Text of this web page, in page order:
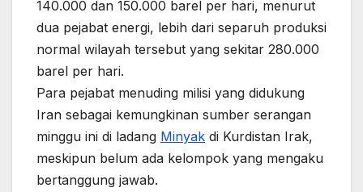
140.000 dan 150.000 barel per hari, menurut
dua pejabat energi, lebih dari separuh produksi
normal wilayah tersebut yang sekitar 280.000
barel per hari.
Para pejabat menuding milisi yang didukung
Iran sebagai kemungkinan sumber serangan
minggu ini di ladang Minyak di Kurdistan Irak,
meskipun belum ada kelompok yang mengaku
bertanggung jawab.